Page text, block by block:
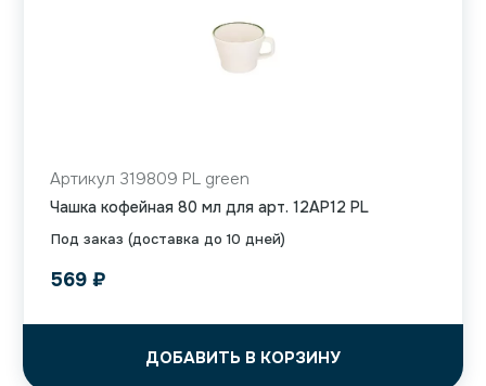
Под заказ (доставка до 10 дней)
Артикул 319809 PL green
Чашка кофейная 80 мл для арт. 12AP12 PL
569 ₽
ДОБАВИТЬ В КОРЗИНУ